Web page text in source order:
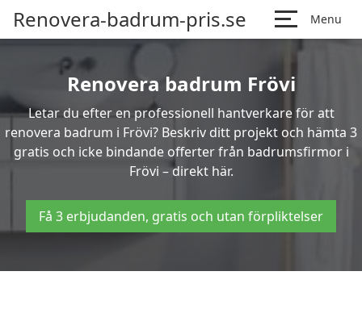
Renovera-badrum-pris.se Menu
Renovera badrum Frövi
Letar du efter en professionell hantverkare för att
renovera badrum i Frövi? Beskriv ditt projekt och hämta 3
gratis och icke bindande offerter från badrumsfirmor i
Frövi – direkt här.
Få 3 erbjudanden, gratis och utan förpliktelser